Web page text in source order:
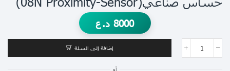
8000 د.ع
إضافة إلى السلة
أو